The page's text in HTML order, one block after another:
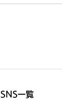
SNS一覧